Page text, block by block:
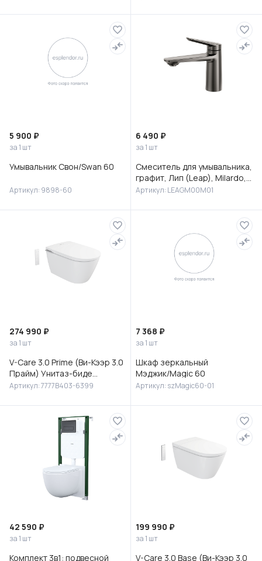
5 900 ₽
за 1 шт
Умывальник Свон/Swan 60
Артикул: 9898-60
6 490 ₽
за 1 шт
Смеситель для умывальника,
графит, Лип (Leap), Milardo,
LEAGM00M01
Артикул: LEAGM00M01
274 990 ₽
за 1 шт
V-Care 3.0 Prime (Ви-Кээр 3.0
Прайм) Унитаз-биде
подвесной, 7777B403-6399
Артикул: 7777B403-6399
7 368 ₽
за 1 шт
Шкаф зеркальный
Мэджик/Magic 60
Артикул: szMagic60-01
42 590 ₽
за 1 шт
Комплект 3в1: подвесной
199 990 ₽
за 1 шт
V-Care 3.0 Base (Ви-Кээр 3.0